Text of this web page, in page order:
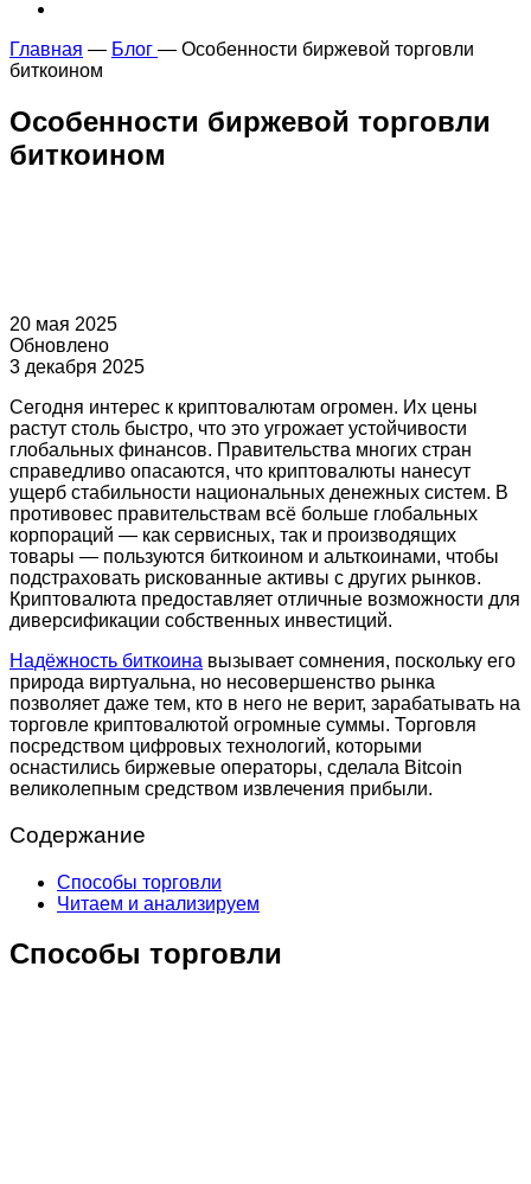
Главная — Блог — Особенности биржевой торговли
биткоином
Особенности биржевой торговли
биткоином
20 мая 2025
Обновлено
3 декабря 2025
Сегодня интерес к криптовалютам огромен. Их цены
растут столь быстро, что это угрожает устойчивости
глобальных финансов. Правительства многих стран
справедливо опасаются, что криптовалюты нанесут
ущерб стабильности национальных денежных систем. В
противовес правительствам всё больше глобальных
корпораций — как сервисных, так и производящих
товары — пользуются биткоином и альткоинами, чтобы
подстраховать рискованные активы с других рынков.
Криптовалюта предоставляет отличные возможности для
диверсификации собственных инвестиций.
Надёжность биткоина вызывает сомнения, поскольку его
природа виртуальна, но несовершенство рынка
позволяет даже тем, кто в него не верит, зарабатывать на
торговле криптовалютой огромные суммы. Торговля
посредством цифровых технологий, которыми
оснастились биржевые операторы, сделала Bitcoin
великолепным средством извлечения прибыли.
Содержание
Способы торговли
Читаем и анализируем
Способы торговли